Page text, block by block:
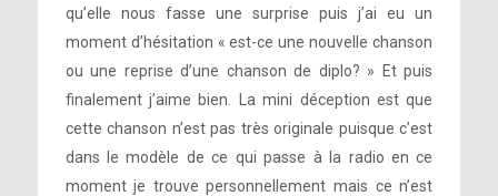
qu’elle nous fasse une surprise puis j’ai eu un
moment d’hésitation « est-ce une nouvelle chanson
ou une reprise d’une chanson de diplo? » Et puis
finalement j’aime bien. La mini déception est que
cette chanson n’est pas très originale puisque c’est
dans le modèle de ce qui passe à la radio en ce
moment je trouve personnellement mais ce n’est